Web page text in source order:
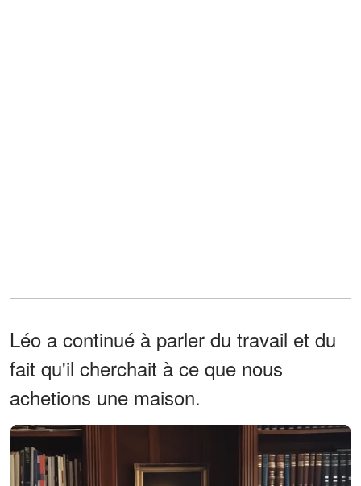
Léo a continué à parler du travail et du
fait qu'il cherchait à ce que nous
achetions une maison.